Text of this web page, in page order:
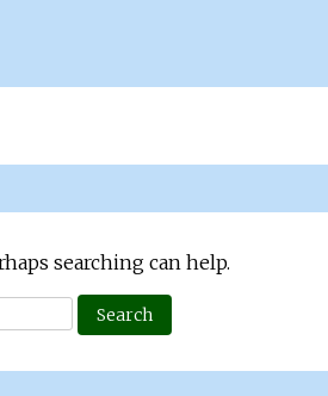
searching can help.